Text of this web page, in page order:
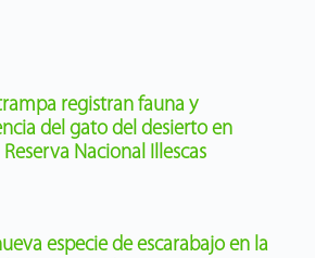
registran fauna y
del gato del desierto en
Nacional Illescas
especie de escarabajo en la